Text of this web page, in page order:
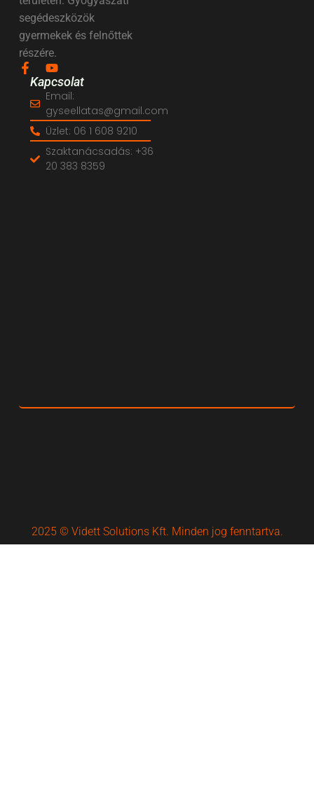
segédeszközök
gyermekek és felnőttek
részére.
Kapcsolat
Email:
gyseellatas@gmail.com
Üzlet: 06 1 608 9210
Szaktanácsadás: +36
20 383 8359
2025 © Vidett Solutions Kft. Minden jog fenntartva.